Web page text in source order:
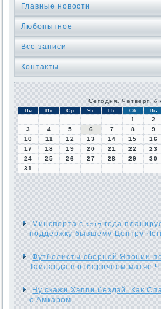
Главные новости
Любопытное
Все записи
Контакты
Сегодня: Четверг, 6
Пн Вт Ср Чт Пт Сб Вс
1
2
3
4 5 6 7 8
9
10
11 12 13 14 15
16
17
18 19 20 21 22
23
24
25 26 27 28 29
30
31
Минспорта с 2017 года
поддержку бывшему Центру
Футболисты сборной Японии
Таиланда в отборочном матче
Ну скажи Хэппи бездэй. Как
с Амкаром